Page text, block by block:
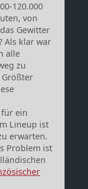
120.000
von
Gewitter
Als klar war
alle
zu
ein
Lineup ist
erwarten.
Problem ist